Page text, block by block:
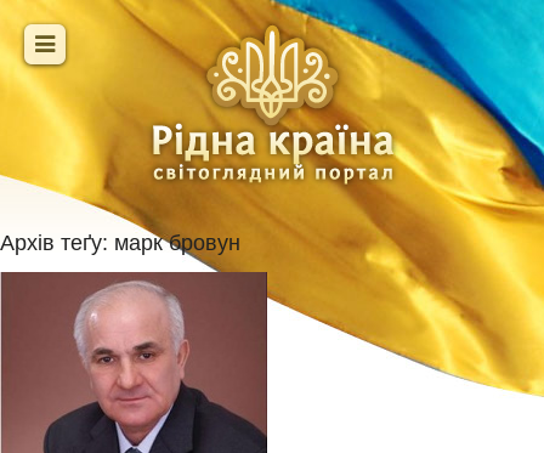
Архів теґу: марк бровун